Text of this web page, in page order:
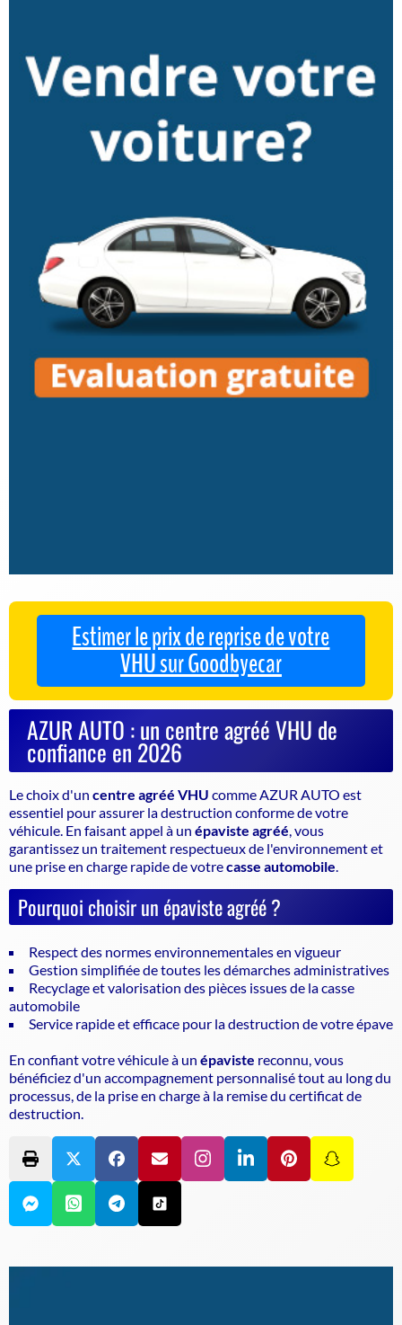
Estimer le prix de reprise de votre
VHU sur Goodbyecar
AZUR AUTO : un centre agréé VHU de
confiance en 2026
Le choix d'un centre agréé VHU comme AZUR AUTO est
essentiel pour assurer ladestruction conforme de votre
véhicule . En faisant appel à un épaviste agréé , vous
garantissez un traitement respectueux de l'environnement et
une prise en charge rapide de votrecasse automobile
Pourquoi choisir un épaviste agréé ?
Respect des normes environnementales en vigueur
Gestion simplifiée de toutes les démarches administratives
Recyclage et valorisation des pièces issues de la casse
automobile
Service rapide et efficace pour la destruction de votre épave
En confiant votre véhicule à un épaviste reconnu, vous
bénéficiez d'un accompagnement personnalisé tout au long du
processus, de la prise en charge à la remise du certificat de
destruction.